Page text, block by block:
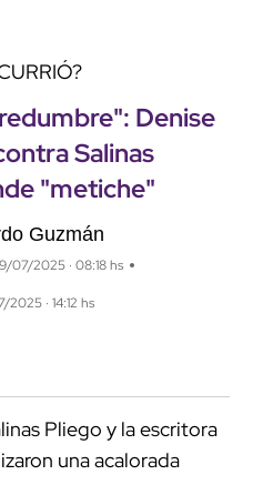
Denise
Salinas
"metiche"
Guzmán
07/2025 · 08:18 hs
· 14:12 hs
Pliego y la escritora
una acalorada